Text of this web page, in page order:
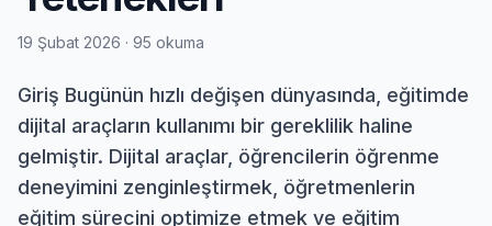
19 Şubat 2026 · 95 okuma
Giriş Bugünün hızlı değişen dünyasında, eğitimde
dijital araçların kullanımı bir gereklilik haline
gelmiştir. Dijital araçlar, öğrencilerin öğrenme
deneyimini zenginleştirmek, öğretmenlerin
eğitim sürecini optimize etmek ve eğitim